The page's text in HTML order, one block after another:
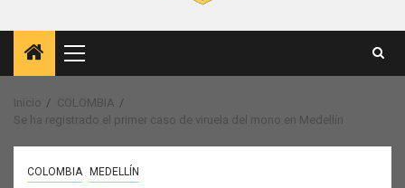
Menú
principal
Inicio
COLOMBIA
Se ha registrado el primer caso de viruela del mono en Medellín
COLOMBIA MEDELLÍN